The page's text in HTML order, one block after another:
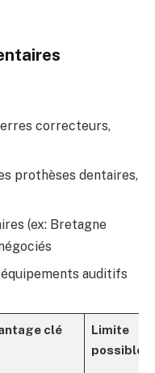
correcteurs,
prothèses dentaires,
(ex: Bretagne
auditifs
clé
Limite
possible